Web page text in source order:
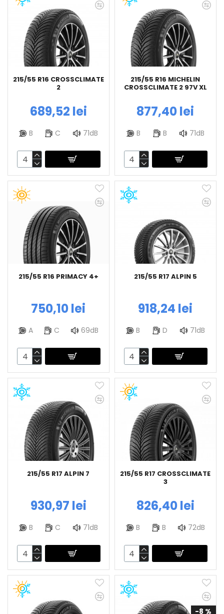
215/55 R16 CROSSCLIMATE
2
689,52 lei
B C 71dB
215/55 R16 MICHELIN
CROSSCLIMATE 2 97V XL
877,40 lei
B B 71dB
215/55 R16 PRIMACY 4+
750,10 lei
A C 69dB
215/55 R17 ALPIN 5
918,24 lei
B D 71dB
215/55 R17 ALPIN 7
930,97 lei
B C 71dB
215/55 R17 CROSSCLIMATE
3
826,40 lei
B B 72dB
-8 %